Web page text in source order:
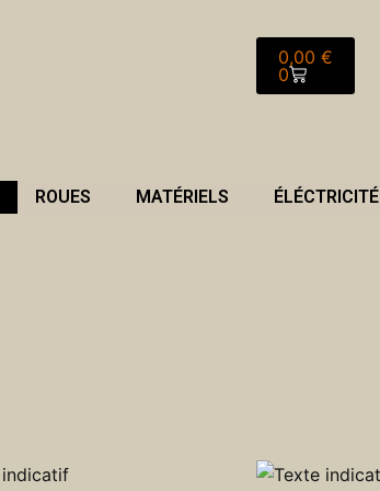
0,00 €
0
Panier
ROUES MATÉRIELS ÉLÉCTRICITÉ